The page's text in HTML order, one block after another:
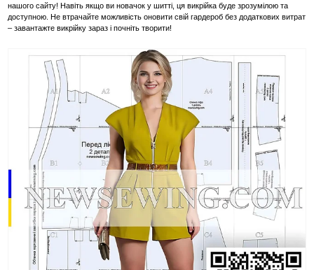
нашого сайту! Навіть якщо ви новачок у шитті, ця викрійка буде зрозумілою та
доступною. Не втрачайте можливість оновити свій гардероб без додаткових витрат
– завантажте викрійку зараз і почніть творити!